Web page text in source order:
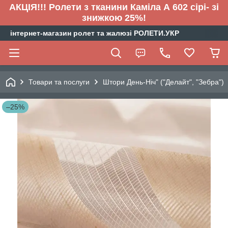
АКЦІЯ!!! Ролети з тканини Каміла А 602 сірі- зі
знижкою 25%!
інтернет-магазин ролет та жалюзі РОЛЕТИ.УКР
Товари та послуги Штори День-Ніч" ("Делайт", "Зебра")
–25%